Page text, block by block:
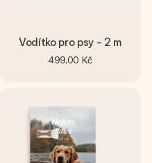
Vodítko pro psy - 2 m
499,00 Kč